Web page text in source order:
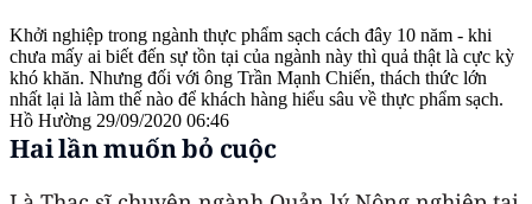
Khởi nghiệp trong ngành thực phẩm sạch cách đây 10 năm - khi
chưa mấy ai biết đến sự tồn tại của ngành này thì quả thật là cực kỳ
khó khăn. Nhưng đối với ông Trần Mạnh Chiến, thách thức lớn
nhất lại là làm thế nào để khách hàng hiểu sâu về thực phẩm sạch.
Hồ Hường 29/09/2020 06:46
Hai lần muốn bỏ cuộc